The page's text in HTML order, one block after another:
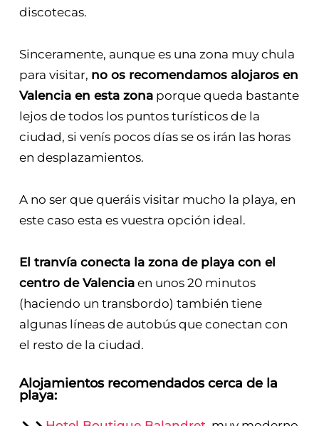
discotecas.
Sinceramente, aunque es una zona muy chula
para visitar, no os recomendamos alojaros en
Valencia en esta zonaporque queda bastante
lejos de todos los puntos turísticos de la
ciudad, si venís pocos días se os irán las horas
en desplazamientos.
A no ser que queráis visitar mucho la playa, en
este caso esta es vuestra opción ideal.
El tranvía conecta la zona de playa con el
centro de Valenciaen unos 20 minutos
(haciendo un transbordo) también tiene
algunas líneas de autobús que conectan con
el resto de la ciudad.
Alojamientos recomendados cerca de la
playa: